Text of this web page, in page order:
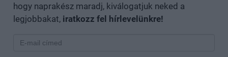
hogy naprakész maradj, kiválogatjuk neked a
legjobbakat, iratkozz fel hírlevelünkre!